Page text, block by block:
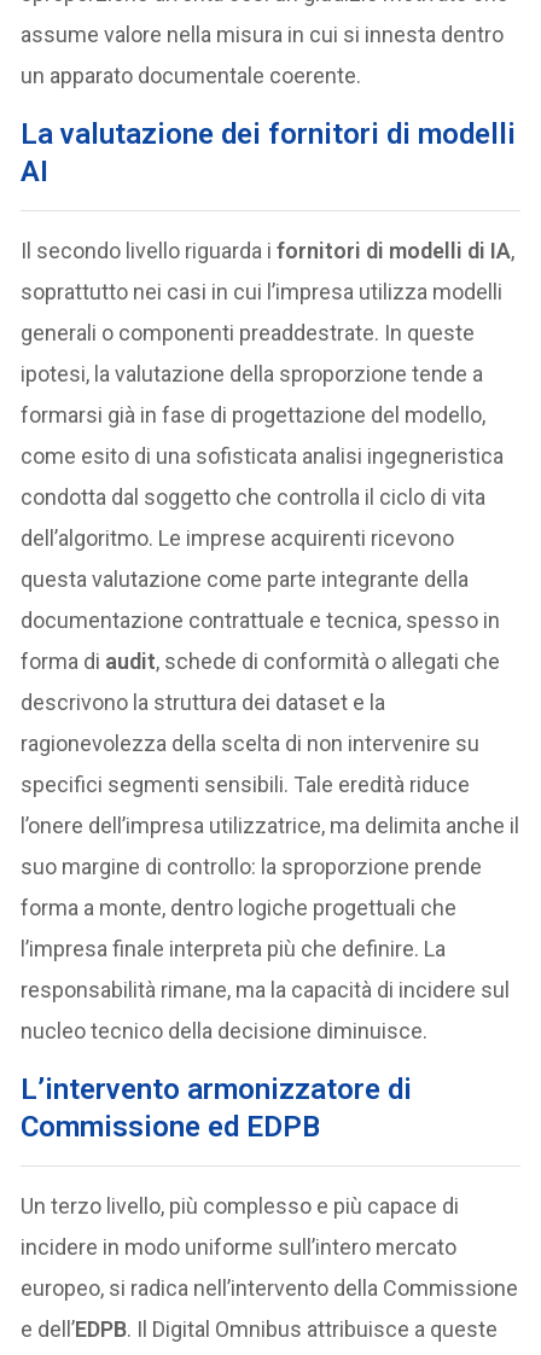
assume valore nella misura in cui si innesta dentro
un apparato documentale coerente.
La valutazione dei fornitori di modelli
AI
Il secondo livello riguarda ifornitori di modelli di IA,
soprattutto nei casi in cui l’impresa utilizza modelli
generali o componenti preaddestrate. In queste
ipotesi, la valutazione della sproporzione tende a
formarsi già in fase di progettazione del modello,
come esito di una sofisticata analisi ingegneristica
condotta dal soggetto che controlla il ciclo di vita
dell’algoritmo. Le imprese acquirenti ricevono
questa valutazione come parte integrante della
documentazione contrattuale e tecnica, spesso in
forma di audit, schede di conformità o allegati che
descrivono la struttura dei dataset e la
ragionevolezza della scelta di non intervenire su
specifici segmenti sensibili. Tale eredità riduce
l’onere dell’impresa utilizzatrice, ma delimita anche il
suo margine di controllo: la sproporzione prende
forma a monte, dentro logiche progettuali che
l’impresa finale interpreta più che definire. La
responsabilità rimane, ma la capacità di incidere sul
nucleo tecnico della decisione diminuisce.
L’intervento armonizzatore di
Commissione ed EDPB
Un terzo livello, più complesso e più capace di
incidere in modo uniforme sull’intero mercato
europeo, si radica nell’intervento della Commissione
e dell’EDPB. Il Digital Omnibus attribuisce a queste